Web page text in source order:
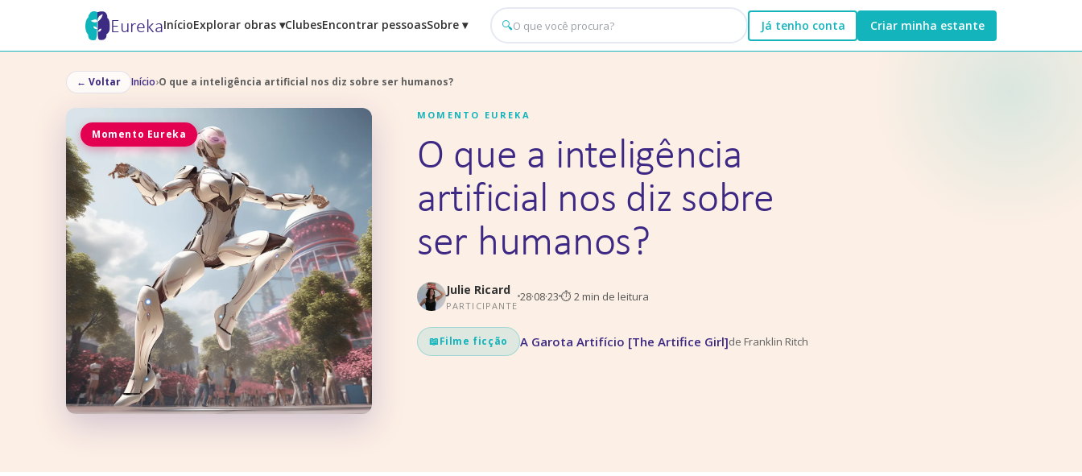
EurekaInícioExplorar obras ▾ClubesEncontrar pessoasSobre ▾ 🔍 Já tenho conta Criar minha estante
← Voltar Início›O que a inteligência artificial nos diz sobre ser humanos?
Momento Eureka
MOMENTO EUREKA
O que a inteligência
artificial nos diz sobre
ser humanos?
Julie Ricard
PARTICIPANTE
28·08·23⏱2 min de leitura
📖Filme ficção A Garota Artifício [The Artifice Girl]de Franklin Ritch